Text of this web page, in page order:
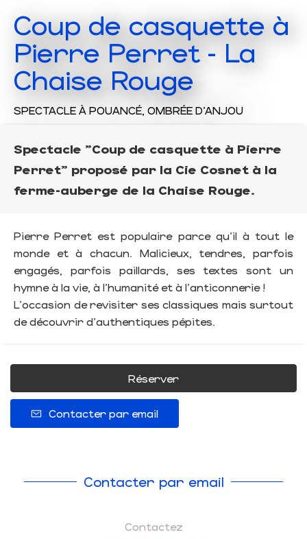
Coup de casquette à
Pierre Perret - La
Chaise Rouge
SPECTACLE À POUANCÉ, OMBRÉE D'ANJOU
Spectacle "Coup de casquette à Pierre
Perret" proposé par la Cie Cosnet à la
ferme-auberge de la Chaise Rouge.
Pierre Perret est populaire parce qu'il à tout le
monde et à chacun. Malicieux, tendres, parfois
engagés, parfois paillards, ses textes sont un
hymne à la vie, à l'humanité et à l'anticonnerie !
L'occasion de revisiter ses classiques mais surtout
de découvrir d'authentiques pépites.
Réserver
Contacter par email
Contacter par email
Contactez